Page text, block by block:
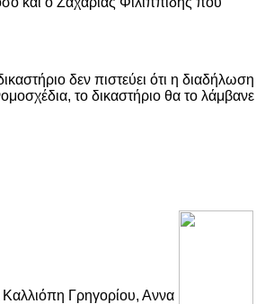
δεν πιστεύει ότι η διαδήλωση
το δικαστήριο θα το λάμβανε
Γρηγορίου, Αννα